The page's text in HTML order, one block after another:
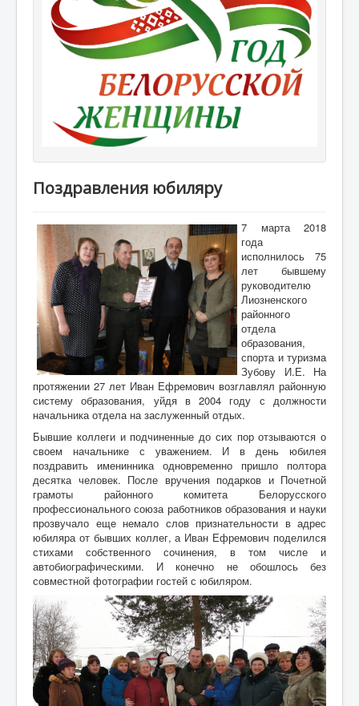
Поздравления юбиляру
7 марта 2018
года
исполнилось 75
лет бывшему
руководителю
Лиозненского
районного
отдела
образования,
спорта и туризма
Зубову И.Е. На
протяжении 27 лет Иван Ефремович возглавлял районную
систему образования, уйдя в 2004 году с должности
начальника отдела на заслуженный отдых.
Бывшие коллеги и подчиненные до сих пор отзываются о
своем начальнике с уважением. И в день юбилея
поздравить именинника одновременно пришло полтора
десятка человек. После вручения подарков и Почетной
грамоты районного комитета Белорусского
профессионального союза работников образования и науки
прозвучало еще немало слов признательности в адрес
юбиляра от бывших коллег, а Иван Ефремович поделился
стихами собственного сочинения, в том числе и
автобиографическими. И конечно не обошлось без
совместной фотографии гостей с юбиляром.